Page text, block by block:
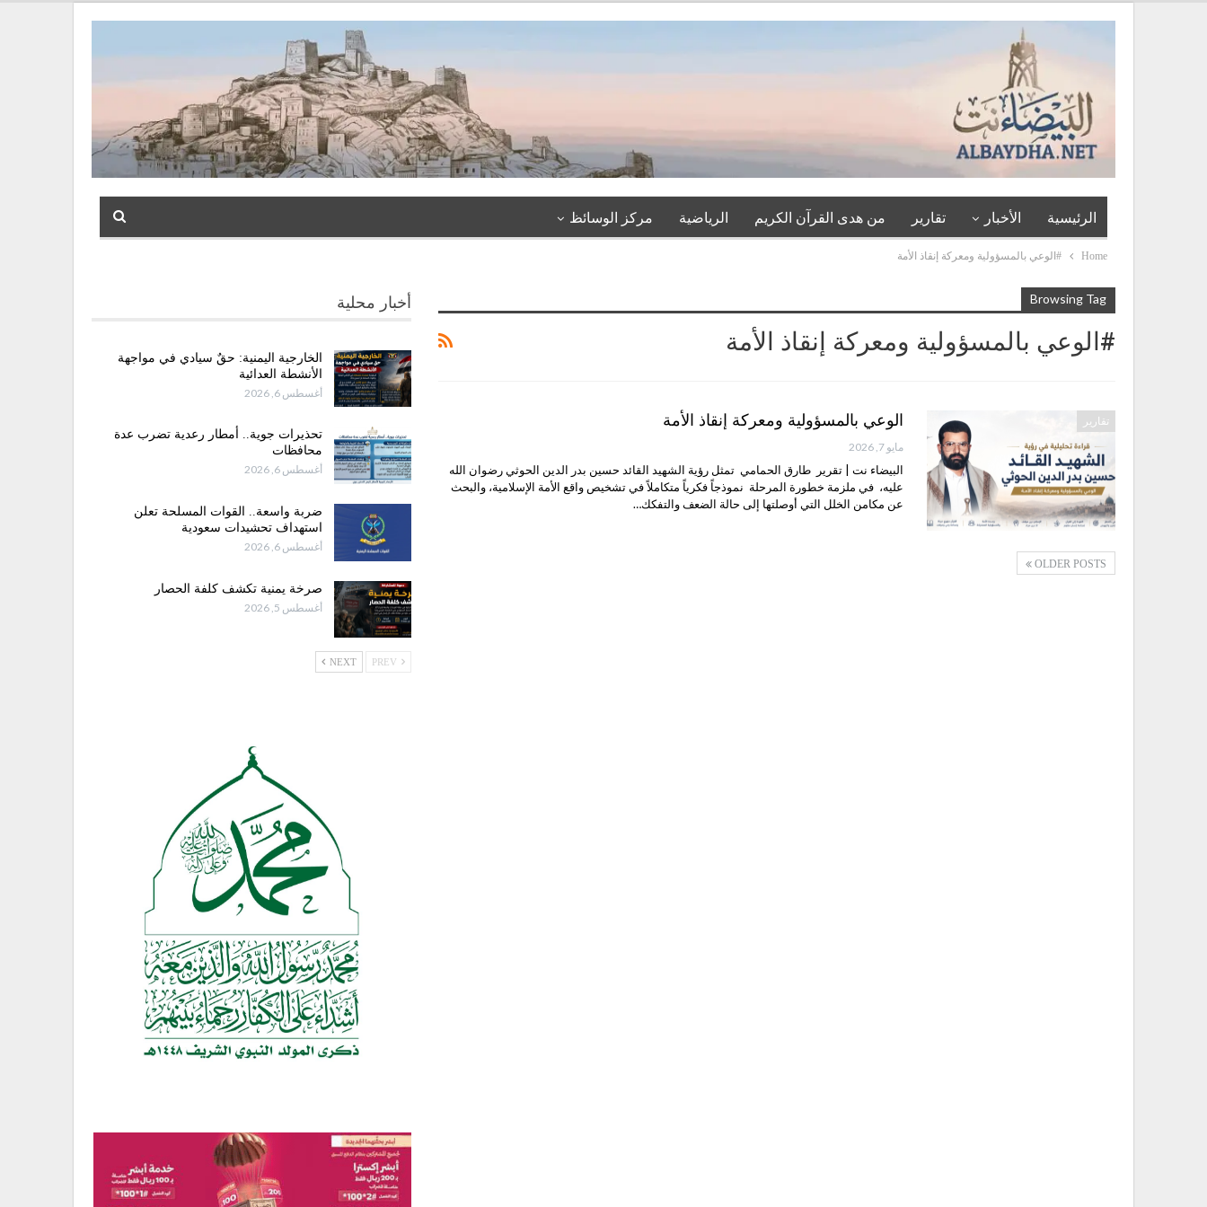
الرئيسية الأخبار تقارير من هدى القرآن الكريم الرياضية مركز الوسائظ
Home #الوعي بالمسؤولية ومعركة إنقاذ الأمة
Browsing Tag
#الوعي بالمسؤولية ومعركة إنقاذ الأمة
تقارير الوعي بالمسؤولية ومعركة إنقاذ الأمة
مايو 7, 2026
البيضاء نت | تقرير طارق الحمامي تمثل رؤية الشهيد القائد حسين بدر الدين الحوثي رضوان الله
عليه، في ملزمة خطورة المرحلة نموذجاً فكرياً متكاملاً في تشخيص واقع الأمة الإسلامية، والبحث
عن مكامن الخلل التي أوصلتها إلى حالة الضعف والتفكك…
OLDER POSTS
أخبار محلية
الخارجية اليمنية: حقٌ سيادي في مواجهة
الأنشطة العدائية
أغسطس 6, 2026
تحذيرات جوية.. أمطار رعدية تضرب عدة
محافظات
أغسطس 6, 2026
ضربة واسعة.. القوات المسلحة تعلن
استهداف تحشيدات سعودية
أغسطس 6, 2026
صرخة يمنية تكشف كلفة الحصار
أغسطس 5, 2026
NEXT